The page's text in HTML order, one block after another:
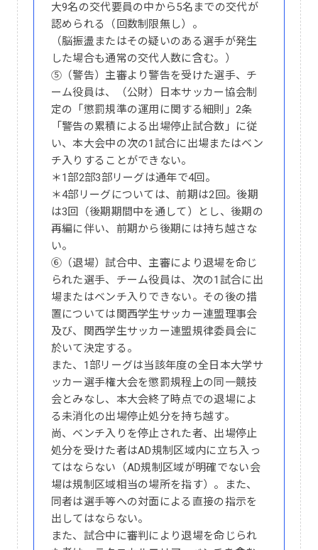
大9名の交代要員の中から5名までの交代が
認められる（回数制限無し）。
（脳振盪またはその疑いのある選手が発生
した場合も通常の交代人数に含む。）
⑤（警告）主審より警告を受けた選手、チ
ーム役員は、（公財）日本サッカー協会制
定の「懲罰規準の運用に関する細則」2条
「警告の累積による出場停止試合数」に従
い、本大会中の次の1試合に出場またはベン
チ入りすることができない。
＊1部2部3部リーグは通年で4回。
＊4部リーグについては、前期は2回。後期
は3回（後期期間中を通して）とし、後期の
再編に伴い、前期から後期には持ち越さな
い。
⑥（退場）試合中、主審により退場を命じ
られた選手、チーム役員は、次の1試合に出
場またはベンチ入りできない。その後の措
置については関西学生サッカー連盟理事会
及び、関西学生サッカー連盟規律委員会に
於いて決定する。
また、1部リーグは当該年度の全日本大学サ
ッカー選手権大会を懲罰規程上の同一競技
会とみなし、本大会終了時点での退場によ
る未消化の出場停止処分を持ち越す。
尚、ベンチ入りを停止された者、出場停止
処分を受けた者はAD規制区域内に立ち入っ
てはならない（AD規制区域が明確でない会
場は規制区域相当の場所を指す）。また、
同者は選手等への対面による直接の指示を
出してはならない。
また、試合中に審判により退場を命じられ